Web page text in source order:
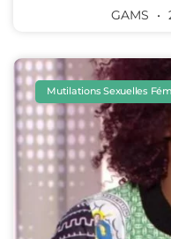
GAMS
Mutilations Sexuelles